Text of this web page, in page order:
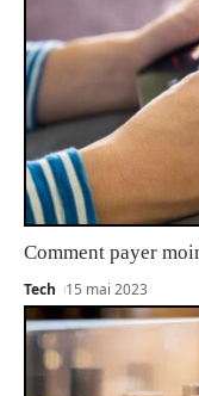
Comment payer
Tech 15 mai 2023